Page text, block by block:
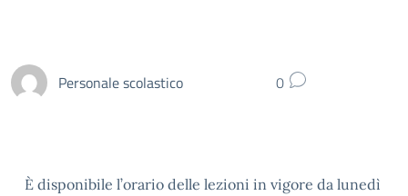
Personale scolastico 0
È disponibile l’orario delle lezioni in vigore da lunedì